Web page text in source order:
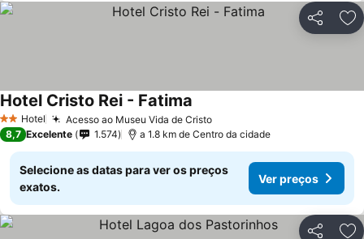
Partilhar
2 Estrelas
Hotel Acesso ao Museu Vida de CristoVer preços
Hotel Cristo Rei - Fatima
8,7 Excelente 1.574 a 1.8 km de Centro da cidade
Selecione as datas para ver os preços
exatos.
Ver preços